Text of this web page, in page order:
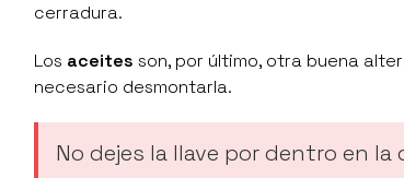
cerradura.
Los aceites son, por último, otra buena
necesario desmontarla.
No dejes la llave por dentro en la